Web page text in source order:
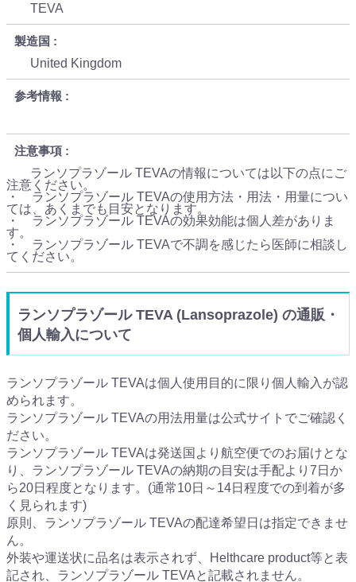
TEVA
製造国
United Kingdom
参考情報
注意事項
ランソプラゾール TEVAの情報については以下の点にご
注意ください。
・ ランソプラゾール TEVAの使用方法・用法・用量につい
ては、あくまでも目安となります。
・ ランソプラゾール TEVAの効果効能は個人差がありま
す。
・ ランソプラゾール TEVAで不調を感じたら医師に相談し
てください。
ランソプラゾール TEVA (Lansoprazole) の通販・
個人輸入について
ランソプラゾール TEVAは個人使用目的に限り個人輸入が認
められます。
ランソプラゾール TEVAの用法用量は公式サイトでご確認く
ださい。
ランソプラゾール TEVAは発送国より航空便でのお届けとな
り、ランソプラゾール TEVAの納期の目安は手配より7日か
ら20日程度となります。(通常10日～14日程度での到着が多
く見られます)
原則、ランソプラゾール TEVAの配達希望日は指定できませ
ん。
外装や運送状に品名は表示されず、Helthcare product等と表
記され、ランソプラゾール TEVAと記載されません。